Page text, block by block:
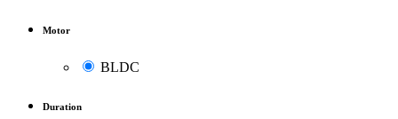
Motor
BLDC
Duration